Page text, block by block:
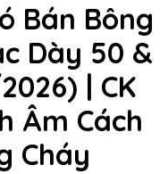
Bán Bông
Dày 50 &
| CK
Âm Cách
Cháy